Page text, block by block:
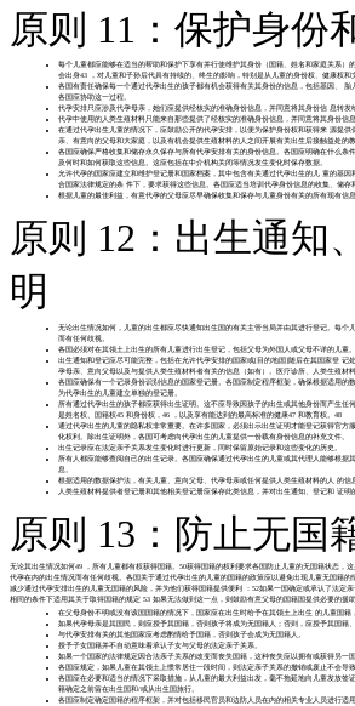
原则 11：保护身份
每个儿童都应能够在适当的帮助和保护下享有并行使维护其身份（国籍、姓名和家庭关系）
会出身43 ，对儿童和子孙后代具有持续的、终生的影响，特别是从儿童的身份权、健康权和
各国有责任确保每一个通过代孕出生的孩子都有机会获得有关其身份的信息，包括基因、 胎
各国应协助这一过程。
代孕安排只应涉及代孕母亲，她们应提供经核实的准确身份信息，并同意将其身份信 息转发
代孕中使用的人类生殖材料只能来自那些提供了经核实的准确身份信息，并同意将其身份信
在通过代孕出生儿童的情况下，应鼓励公开的代孕安排，以便为保护身份权和获得来 源提
亲、有意向的父母和大家庭，以及有机会提供生殖材料的人之间开展有关出生后接触益处的教
各国应确保严格收集和储存永久保存与所有代孕安排有关的身份信息。各国应明确在什么条
及何时和如何获取这些信息。这应包括在中介机构关闭等情况发生变化时保存数据。
允许代孕的国家应建立和维护登记册和国家档案，其中包含有关通过代孕出生的儿 童的基
合国家法律规定的条 件下，要求获得这些信息。各国应适当培训代孕身份信息的收集、储存
根据儿童的最佳利益，有意代孕的父母应尽早确保收集和保存与儿童身份有关的所有现有信
原则 12：出生通知
明
无论出生情况如何，儿童的出生都应尽快通知出生国的有关主管当局并由其进行登记。每个
而有任何歧视。
各国必须对在其领土上出生的所有儿童进行出生登记，包括父母为外国人或父母不详的儿童。
出生通知和登记应尽可能完整，包括在允许代孕安排的国家或[目的地国]随后在其国家登 记
孕母亲、意向父母以及与提供人类生殖材料者有关的信息（如有）。医疗诊所、人类生殖材
各国应确保有一个记录身份识别信息的国家登记册。各国应制定程序框架，确保根据适用的
为代孕出生的儿童建立单独的登记册。
所有通过代孕出生的孩子都应获得出生证明。这不应导致因孩子的出生或其他身份而产生任
是姓名权、国籍权45 和身份权，46 ，以及享有能达到的最高标准的健康47 和教育权。48
通过代孕出生的儿童的隐私权非常重要。在许多国家，必须出示出生证明才能登记获得官方
化权利。除出生证明外，各国可考虑向代孕出生的儿童提供一份载有身份信息的补充文件。
出生记录应在法定亲子关系发生变化时进行更新，同时保留原始记录和这些变化的历史。
所有人都应能够查阅自己的出生记录。各国应确保通过代孕出生的儿童或其代理人能够根据
息。
根据适用的数据保护法，有关儿童、意向父母、代孕母亲或任何提供人类生殖材料的人 的信
人类生殖材料提供者登记册和其他相关登记册应保存此类信息，并对出生通知、登记和 证明
原则 13：防止无国
无论其出生情况如何49 ，所有儿童都有权获得国籍。50获得国籍的权利要求各国防止儿童的无国籍状态，
代孕在内的出生情况而有任何歧视。各国关于通过代孕出生的儿童的国籍的政策应以避免出现儿童无国籍的
减少通过代孕安排出生的儿童无国籍的风险，并为他们获得国籍提供便利 ：52如果一国确定或承认了法定
相同的条件下适用其关于取得国籍的规定 53 如果无法做到这一点，则鼓励有意父母的国籍国提供必要的援
在父母身份不明或没有该国国籍的情况下，国家应在出生时给予在其领土上出生 的儿童国籍
如果代孕母亲是其国民，则应授予其国籍，否则孩子将成为无国籍人；否则，应授予其国籍、
与代孕安排有关的其他国家应考虑酌情给予国籍，否则孩子会成为无国籍人。
授予子女国籍并不自动意味着承认子女与父母的法定亲子关系。
如果一个国家的法律规定因合法亲子关系的改变而丧失国籍，这种丧失应以拥有或获得另一
各国应规定，如果儿童在其领土上惯常居住一段时间，则法定亲子关系的撤销或废止不会导
各国应在必要和适当的情况下采取措施，从儿童的最大利益出发，毫不拖延地向儿童发放签
籍确定之前留在出生国和/或从出生国旅行。
各国应制定确定国籍的程序框架，并对包括移民官员和边防人员在内的相关专业人员进行适